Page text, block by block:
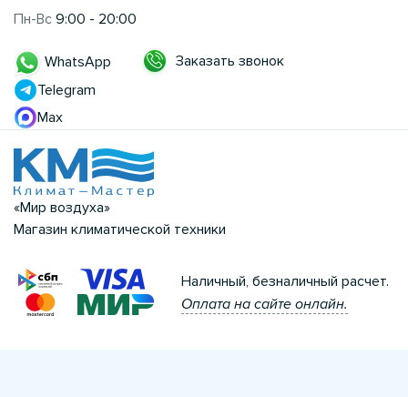
Пн-Вс 9:00 - 20:00
WhatsApp
Telegram
Max
Заказать звонок
«Мир воздуха»
Магазин климатической техники
Наличный, безналичный расчет.
Оплата на сайте онлайн.